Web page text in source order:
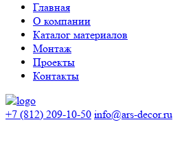
Главная
О компании
Каталог материалов
Монтаж
Проекты
Контакты
+7 (812) 209-10-50 info@ars-decor.ru